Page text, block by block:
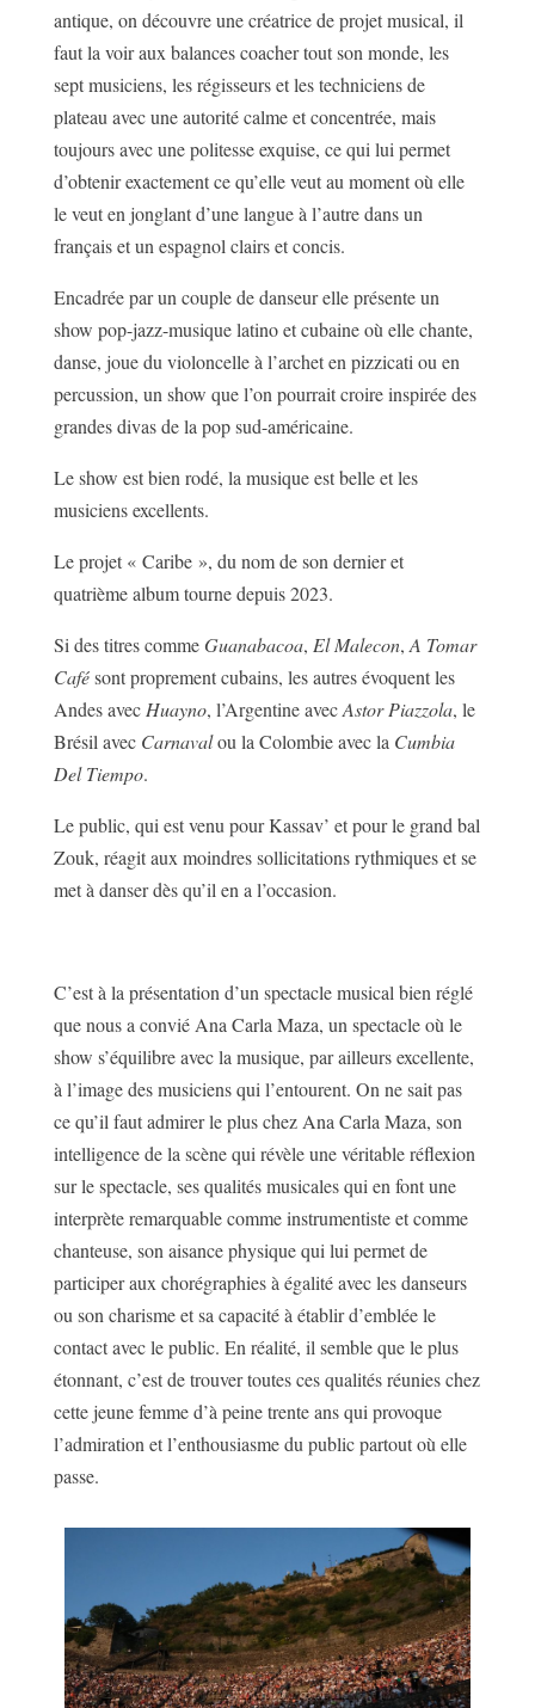
antique, on découvre une créatrice de projet musical, il
faut la voir aux balances coacher tout son monde, les
sept musiciens, les régisseurs et les techniciens de
plateau avec une autorité calme et concentrée, mais
toujours avec une politesse exquise, ce qui lui permet
d’obtenir exactement ce qu’elle veut au moment où elle
le veut en jonglant d’une langue à l’autre dans un
français et un espagnol clairs et concis.
Encadrée par un couple de danseur elle présente un
show pop-jazz-musique latino et cubaine où elle chante,
danse, joue du violoncelle à l’archet en pizzicati ou en
percussion, un show que l’on pourrait croire inspirée des
grandes divas de la pop sud-américaine.
Le show est bien rodé, la musique est belle et les
musiciens excellents.
Le projet « Caribe », du nom de son dernier et
quatrième album tourne depuis 2023.
Si des titres commeGuanabacoa, El Malecon, A Tomar
Cafésont proprement cubains, les autres évoquent les
Andes avec Huayno, l’Argentine avecAstor Piazzola, le
Brésil avec Carnavalou la Colombie avec la Cumbia
Del Tiempo.
Le public, qui est venu pour Kassav’ et pour le grand bal
Zouk, réagit aux moindres sollicitations rythmiques et se
met à danser dès qu’il en a l’occasion.
C’est à la présentation d’un spectacle musical bien réglé
que nous a convié Ana Carla Maza, un spectacle où le
show s’équilibre avec la musique, par ailleurs excellente,
à l’image des musiciens qui l’entourent. On ne sait pas
ce qu’il faut admirer le plus chez Ana Carla Maza, son
intelligence de la scène qui révèle une véritable réflexion
sur le spectacle, ses qualités musicales qui en font une
interprète remarquable comme instrumentiste et comme
chanteuse, son aisance physique qui lui permet de
participer aux chorégraphies à égalité avec les danseurs
ou son charisme et sa capacité à établir d’emblée le
contact avec le public. En réalité, il semble que le plus
étonnant, c’est de trouver toutes ces qualités réunies chez
cette jeune femme d’à peine trente ans qui provoque
l’admiration et l’enthousiasme du public partout où elle
passe.